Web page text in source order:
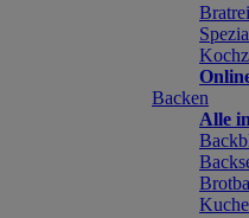
Backen
Alle